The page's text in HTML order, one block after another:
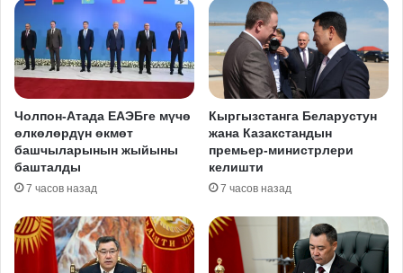
Чолпон-Атада ЕАЭБге мүчө
өлкөлөрдүн өкмөт
башчыларынын жыйыны
башталды
7 часов назад
Кыргызстанга Беларустун
жана Казакстандын
премьер-министрлери
келишти
7 часов назад